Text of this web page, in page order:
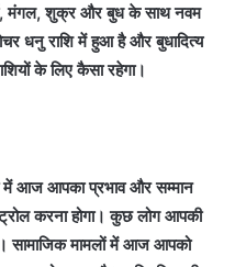
मंगल, शुक्र और बुध के साथ नवम
धनु राशि में हुआ है और बुधादित्य
के लिए कैसा रहेगा।
आज आपका प्रभाव और सम्मान
करना होगा। कुछ लोग आपकी
सामाजिक मामलों में आज आपको